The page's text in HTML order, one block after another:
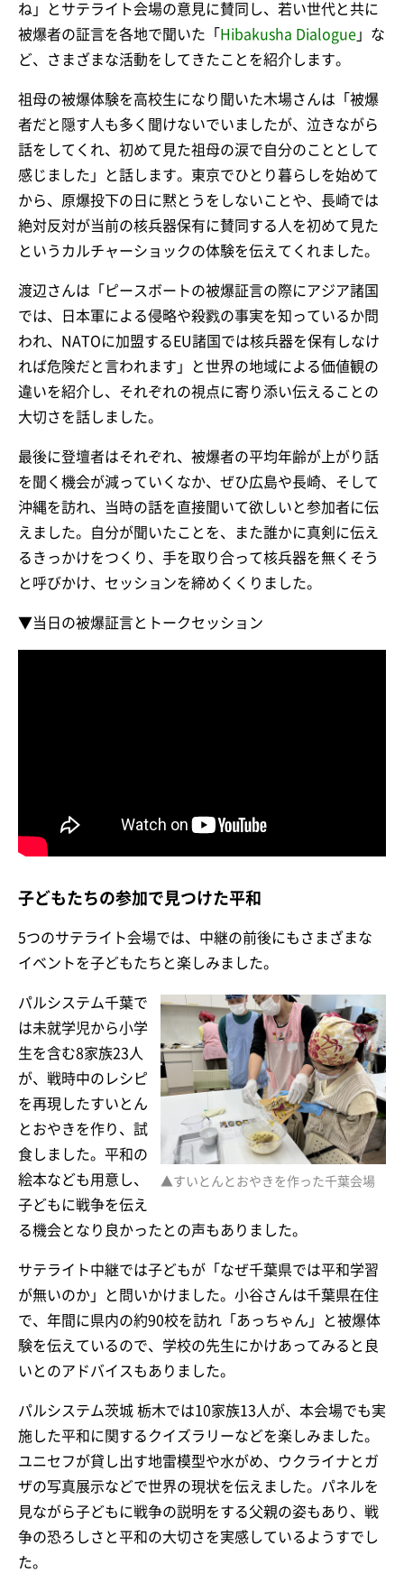
ね」とサテライト会場の意見に賛同し、若い世代と共に
被爆者の証言を各地で聞いた「 Hibakusha Dialogue 」な
ど、さまざまな活動をしてきたことを紹介します。
祖母の被爆体験を高校生になり聞いた木場さんは「被爆
者だと隠す人も多く聞けないでいましたが、泣きながら
話をしてくれ、初めて見た祖母の涙で自分のこととして
感じました」と話します。東京でひとり暮らしを始めて
から、原爆投下の日に黙とうをしないことや、長崎では
絶対反対が当前の核兵器保有に賛同する人を初めて見た
というカルチャーショックの体験を伝えてくれました。
渡辺さんは「ピースボートの被爆証言の際にアジア諸国
では、日本軍による侵略や殺戮の事実を知っているか問
われ、NATOに加盟するEU諸国では核兵器を保有しなけ
れば危険だと言われます」と世界の地域による価値観の
違いを紹介し、それぞれの視点に寄り添い伝えることの
大切さを話しました。
最後に登壇者はそれぞれ、被爆者の平均年齢が上がり話
を聞く機会が減っていくなか、ぜひ広島や長崎、そして
沖縄を訪れ、当時の話を直接聞いて欲しいと参加者に伝
えました。自分が聞いたことを、また誰かに真剣に伝え
るきっかけをつくり、手を取り合って核兵器を無くそう
と呼びかけ、セッションを締めくくりました。
▼当日の被爆証言とトークセッション
子どもたちの参加で見つけた平和
5つのサテライト会場では、中継の前後にもさまざまな
イベントを子どもたちと楽しみました。
▲すいとんとおやきを作った千葉会場
パルシステム千葉で
は未就学児から小学
生を含む8家族23人
が、戦時中のレシピ
を再現したすいとん
とおやきを作り、試
食しました。平和の
絵本なども用意し、
子どもに戦争を伝え
る機会となり良かったとの声もありました。
サテライト中継では子どもが「なぜ千葉県では平和学習
が無いのか」と問いかけました。小谷さんは千葉県在住
で、年間に県内の約90校を訪れ「あっちゃん」と被爆体
験を伝えているので、学校の先生にかけあってみると良
いとのアドバイスもありました。
パルシステム茨城 栃木では10家族13人が、本会場でも実
施した平和に関するクイズラリーなどを楽しみました。
ユニセフが貸し出す地雷模型や水がめ、ウクライナとガ
ザの写真展示などで世界の現状を伝えました。パネルを
見ながら子どもに戦争の説明をする父親の姿もあり、戦
争の恐ろしさと平和の大切さを実感しているようすでし
た。